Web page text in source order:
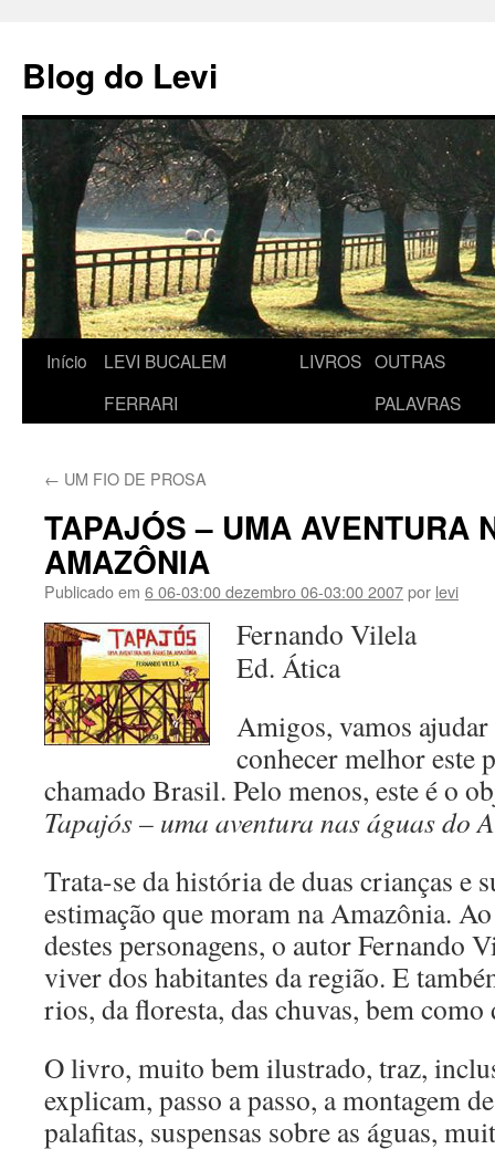
conteúdo
Blog do Levi
Início
LEVI BUCALEM
FERRARI
LIVROS OUTRAS
PALAVRAS
← UM FIO DE PROSA
TAPAJÓS – UMA AVENTURA
AMAZÔNIA
Publicado em 6 06-03:00 dezembro 06-03:00 2007por levi
Fernando Vilela
Ed. Ática
Amigos, vamos ajudar
conhecer melhor este
chamado Brasil. Pelo menos, este é o
Tapajós – uma aventura nas águas do
Trata-se da história de duas crianças e
estimação que moram na Amazônia.
destes personagens, o autor Fernando
viver dos habitantes da região. E
rios, da floresta, das chuvas, bem como
O livro, muito bem ilustrado, traz,
explicam, passo a passo, a montagem
palafitas, suspensas sobre as águas,